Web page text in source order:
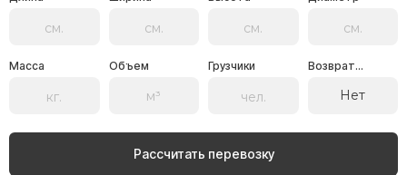
Масса Объем Грузчики Возврат...
Нет
Рассчитать перевозку